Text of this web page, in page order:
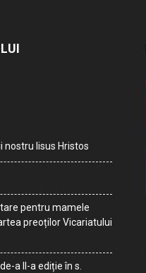
nostru Iisus Hristos
pentru mamele
preoților Vicariatului
a II-a ediție în s.